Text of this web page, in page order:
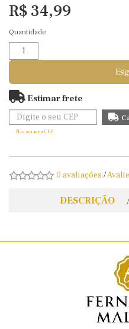
R$ 34,99
Quantidade
Estimar frete
Não sei meu CEP
0 avaliações /
DESCRIÇÃO